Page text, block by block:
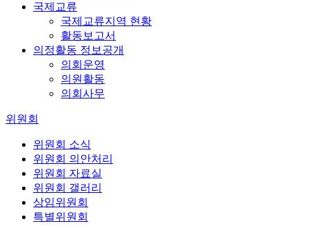
국제교류
국제교류지역 현황
활동보고서
의정활동 정보공개
의회운영
의원활동
의회사무
위원회
위원회 소식
위원회 의안처리
위원회 자료실
위원회 갤러리
상임위원회
특별위원회